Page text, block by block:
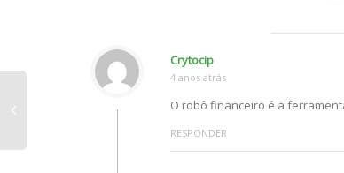
Crytocip
4 anos atrás
O robô financeiro é a
RESPONDER